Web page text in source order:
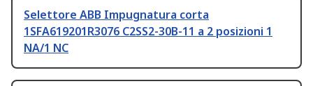
Selettore ABB Impugnatura corta
1SFA619201R3076 C2SS2-30B-11 a 2 posizioni 1
NA/1 NC